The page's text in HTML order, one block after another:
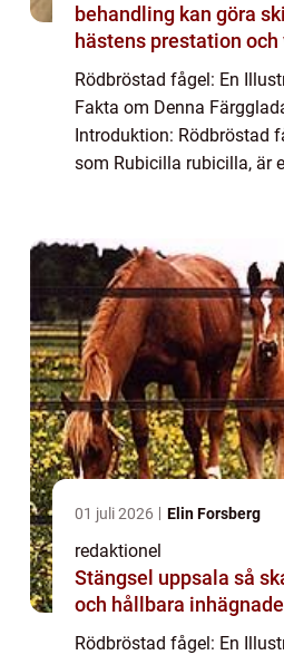
behandling kan göra
hästens prestation
Rödbröstad fågel: En
Fakta om Denna
Introduktion: Rödbröstad
som Rubicilla rubicilla, är
översi...
01 juli 2026 Elin Forsberg
redaktionel
Stängsel uppsala så skapar du säkra
och hållbara
Rödbröstad fågel: En